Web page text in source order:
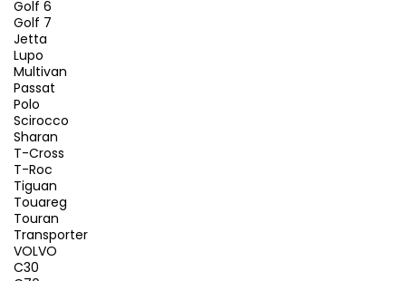
Golf 6
Golf 7
Jetta
Lupo
Multivan
Passat
Polo
Scirocco
Sharan
T-Cross
T-Roc
Tiguan
Touareg
Touran
Transporter
VOLVO
C30